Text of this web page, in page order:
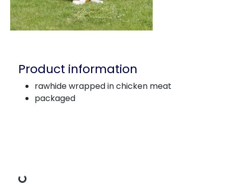
Product information
rawhide wrapped in chicken meat
packaged
Loading Data